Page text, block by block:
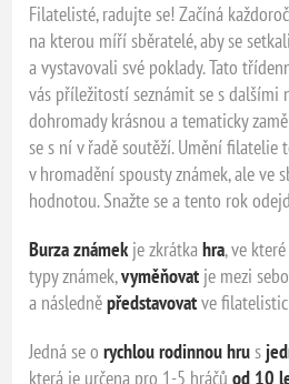
Filatelisté, radujte se! Začíná
na kterou míří sběratelé, aby se
a vystavovali své poklady. Tato
vás příležitostí seznámit se s dalšími
dohromady krásnou a tematicky
se s ní v řadě soutěží. Umění filatelie
v hromadění spousty známek, ale ve
hodnotou. Snažte se a tento rok
Burza známekje zkrátkahra, ve
typy známek,vyměňovat je mezi
a následněpředstavovatve
Jedná se orychlou rodinnou hrus
která je určena pro 1-5 hráčůod 10